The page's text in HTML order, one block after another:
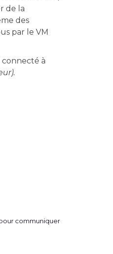
de la
des
par le VM
connecté à